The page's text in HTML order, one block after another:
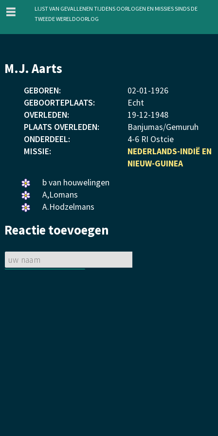
en
inhoud
menu
Lijst van gevallenen tijdens oorlogen en missies sinds de
Tweede Wereldoorlog
M.J. Aarts
GEBOREN: 02-01-1926
GEBOORTEPLAATS:
Echt
OVERLEDEN:
19-12-1948
PLAATS OVERLEDEN:
Banjumas/Gemuruh
ONDERDEEL:
4-6 RI Ostcie
MISSIE:
NEDERLANDS-INDIË EN
NIEUW-GUINEA
Een
bloemetje
gelegd.
b van houwelingen
Een
bloemetje
A,Lomans
Een
gelegd.
A.Hodzelmans
Reactie toevoegen